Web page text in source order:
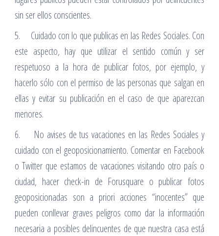
sin ser ellos conscientes.
5. Cuidado con lo que publicas en las Redes Sociales. Con
este aspecto, hay que utilizar el sentido común y ser
respetuoso a la hora de publicar fotos, por ejemplo, y
hacerlo sólo con el permiso de las personas que salgan en
ellas y evitar su publicación en el caso de que aparezcan
menores.
6. No avises de tus vacaciones en las Redes Sociales y
cuidado con el geoposicionamiento. Comentar en Facebook
o Twitter que estamos de vacaciones visitando otro país o
ciudad, hacer check-in de Forusquare o publicar fotos
geoposicionadas son a priori acciones “inocentes” que
pueden conllevar graves peligros como dar la información
necesaria a posibles delincuentes de que nuestra casa está